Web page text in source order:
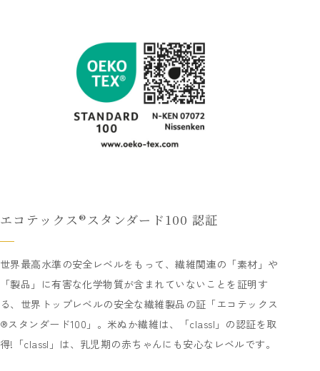
エコテックス®スタンダード100 認証
世界最高水準の安全レベルをもって、繊維関連の「素材」や
「製品」に有害な化学物質が含まれていないことを証明す
る、世界トップレベルの安全な繊維製品の証「エコテックス
®スタンダード100」。米ぬか繊維は、「classI」の認証を取
得!「classI」は、乳児期の赤ちゃんにも安心なレベルです。